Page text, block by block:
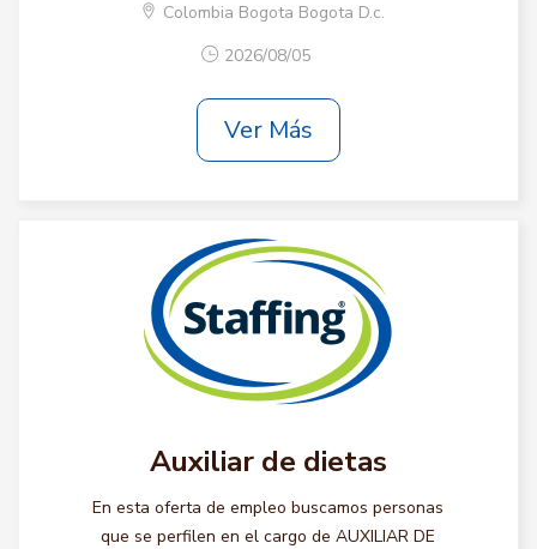
Colombia Bogota Bogota D.c.
2026/08/05
Ver Más
Auxiliar de dietas
En esta oferta de empleo buscamos personas
que se perfilen en el cargo de AUXILIAR DE